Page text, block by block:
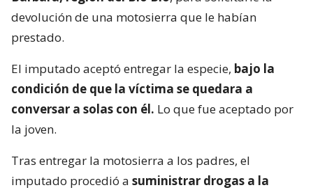
devolución de una motosierra que le habían
prestado.
El imputado aceptó entregar la especie, bajo la
condición de que la víctima se quedara a
conversar a solas con él. Lo que fue aceptado por
la joven.
Tras entregar la motosierra a los padres, el
imputado procedió a suministrar drogas a la